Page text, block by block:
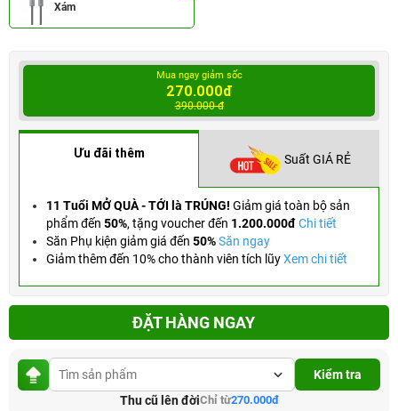
Xám
Mua ngay giảm sốc
270.000đ
390.000 đ
Ưu đãi thêm Suất GIÁ RẺ
11 Tuổi MỞ QUÀ - TỚI là TRÚNG! Giảm giá toàn bộ sản
phẩm đến 50%, tặng voucher đến 1.200.000đChi tiết
Săn Phụ kiện giảm giá đến 50%Săn ngay
Giảm thêm đến 10% cho thành viên tích lũyXem chi tiết
ĐẶT HÀNG NGAY
Kiểm tra
Thu cũ lên đờiChỉ từ270.000đ